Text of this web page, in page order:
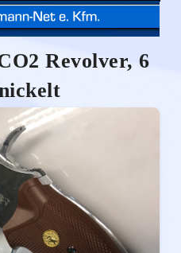
Revolver, 6